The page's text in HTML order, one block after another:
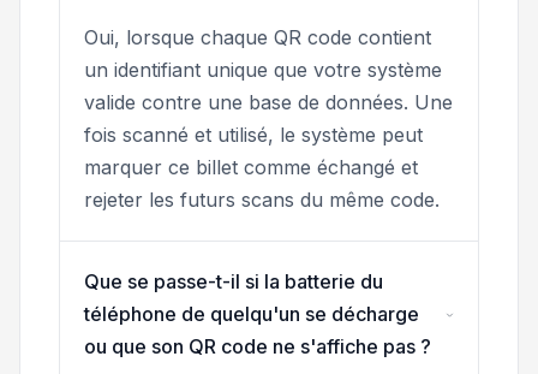
Oui, lorsque chaque QR code contient
un identifiant unique que votre système
valide contre une base de données. Une
fois scanné et utilisé, le système peut
marquer ce billet comme échangé et
rejeter les futurs scans du même code.
Que se passe-t-il si la batterie du
téléphone de quelqu'un se décharge
ou que son QR code ne s'affiche pas ?